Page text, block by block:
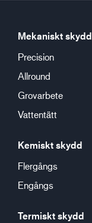
Mekaniskt skydd
Precision
Allround
Grovarbete
Vattentätt
Kemiskt skydd
Flergångs
Engångs
Termiskt skydd